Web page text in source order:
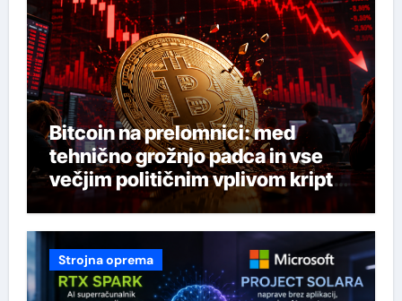
Bitcoin na prelomnici: med
tehnično grožnjo padca in vse
večjim političnim vplivom kripto
industrije
Strojna oprema